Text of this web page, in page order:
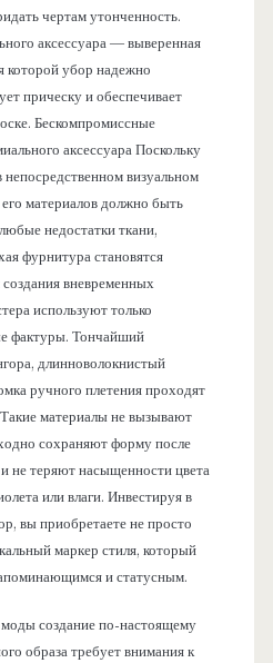
чертам утонченность.
аксессуара — выверенная
которой убор надежно
прическу и обеспечивает
Бескомпромиссные
аксессуара Поскольку
визуальном
его материалов должно быть
недостатки ткани,
фурнитура становятся
вневременных
используют только
фактуры. Тончайший
длинноволокнистый
ручного плетения проходят
материалы не вызывают
сохраняют форму после
не теряют насыщенности цвета
или влаги. Инвестируя в
вы приобретаете не просто
маркер стиля, который
и статусным.
создание по-настоящему
образа требует внимания к